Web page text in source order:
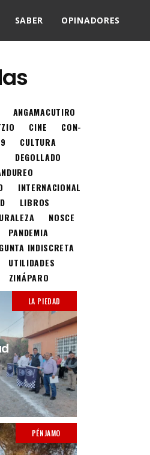
SABER OPINADORES
ANGAMACUTIRO
CINE
CON-
CULTURA
DEGOLLADO
INTERNACIONAL
LIBROS
NOSCE
PANDEMIA
INDISCRETA
UTILIDADES
ZINÁPARO
LA PIEDAD
PÉNJAMO